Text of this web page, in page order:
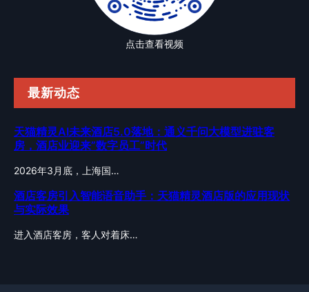
点击查看视频
最新动态
天猫精灵AI未来酒店5.0落地：通义千问大模型进驻客
房，酒店业迎来”数字员工”时代
2026年3月底，上海国…
酒店客房引入智能语音助手：天猫精灵酒店版的应用现状
与实际效果
进入酒店客房，客人对着床…